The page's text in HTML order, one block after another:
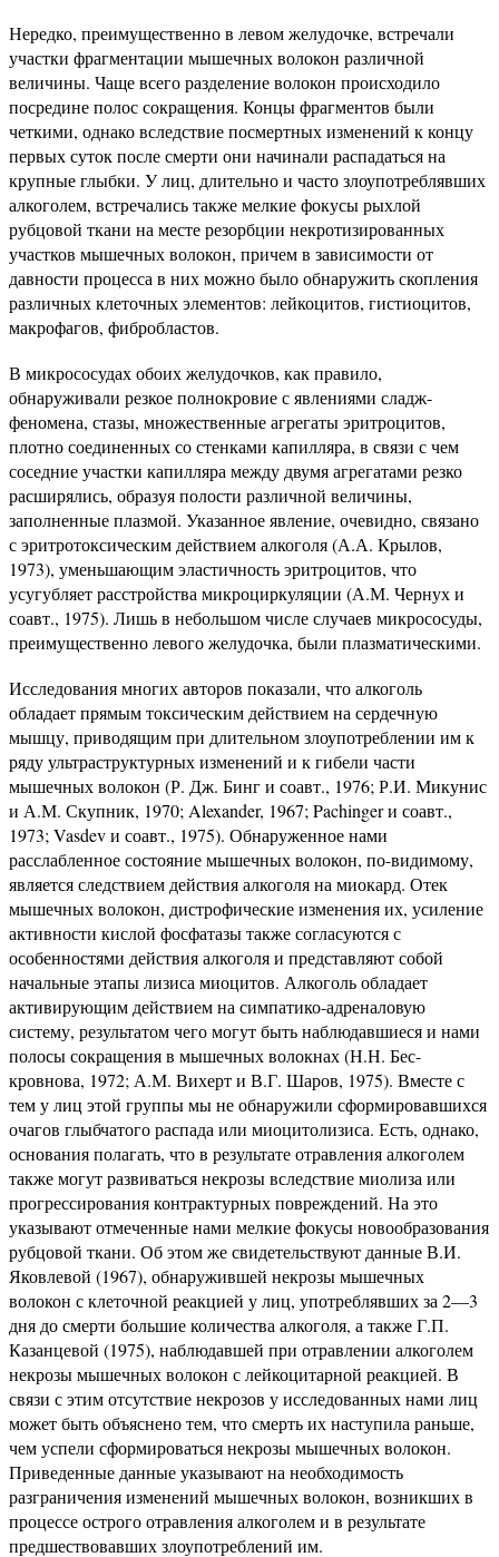
Нередко, преимущественно в левом желудочке, встречали
участки фрагментации мышечных волокон различной
величины. Чаще всего разделение волокон происходило
посредине полос сокращения. Концы фрагментов были
четкими, однако вследствие посмертных изменений к концу
первых суток после смерти они начинали распадаться на
крупные глыбки. У лиц, длительно и часто злоупотреблявших
алкоголем, встречались также мелкие фокусы рыхлой
рубцовой ткани на месте резорбции некротизированных
участков мышечных волокон, причем в зависимости от
давности процесса в них можно было обнаружить скопления
различных клеточных элементов: лейкоцитов, гистиоцитов,
макрофагов, фибробластов.
В микрососудах обоих желудочков, как правило,
обнаруживали резкое полнокровие с явлениями сладж-
феномена, стазы, множественные агрегаты эритроцитов,
плотно соединенных со стенками капилляра, в связи с чем
соседние участки капилляра между двумя агрегатами резко
расширялись, образуя полости различной величины,
заполненные плазмой. Указанное явление, очевидно, связано
с эритротоксическим действием алкоголя (А.А. Крылов,
1973), уменьшающим эластичность эритроцитов, что
усугубляет расстройства микроциркуляции (А.М. Чернух и
соавт., 1975). Лишь в небольшом числе случаев микрососуды,
преимущественно левого желудочка, были плазматическими.
Исследования многих авторов показали, что алкоголь
обладает прямым токсическим действием на сердечную
мышцу, приводящим при длительном злоупотреблении им к
ряду ультраструктурных изменений и к гибели части
мышечных волокон (Р. Дж. Бинг и соавт., 1976; Р.И. Микунис
и А.М. Скупник, 1970; Alexander, 1967; Pachinger и соавт.,
1973; Vasdev и соавт., 1975). Обнаруженное нами
расслабленное состояние мышечных волокон, по-видимому,
является следствием действия алкоголя на миокард. Отек
мышечных волокон, дистрофические изменения их, усиление
активности кислой фосфатазы также согласуются с
особенностями действия алкоголя и представляют собой
начальные этапы лизиса миоцитов. Алкоголь обладает
активирующим действием на симпатико-адреналовую
систему, результатом чего могут быть наблюдавшиеся и нами
полосы сокращения в мышечных волокнах (Н.Н. Бес-
кровнова, 1972; А.М. Вихерт и В.Г. Шаров, 1975). Вместе с
тем у лиц этой группы мы не обнаружили сформировавшихся
очагов глыбчатого распада или миоцитолизиса. Есть, однако,
основания полагать, что в результате отравления алкоголем
также могут развиваться некрозы вследствие миолиза или
прогрессирования контрактурных повреждений. На это
указывают отмеченные нами мелкие фокусы новообразования
рубцовой ткани. Об этом же свидетельствуют данные В.И.
Яковлевой (1967), обнаружившей некрозы мышечных
волокон с клеточной реакцией у лиц, употреблявших за 2—3
дня до смерти большие количества алкоголя, а также Г.П.
Казанцевой (1975), наблюдавшей при отравлении алкоголем
некрозы мышечных волокон с лейкоцитарной реакцией. В
связи с этим отсутствие некрозов у исследованных нами лиц
может быть объяснено тем, что смерть их наступила раньше,
чем успели сформироваться некрозы мышечных волокон.
Приведенные данные указывают на необходимость
разграничения изменений мышечных волокон, возникших в
процессе острого отравления алкоголем и в результате
предшествовавших злоупотреблений им.